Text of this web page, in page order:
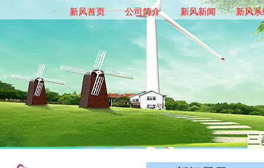
新风首页 公司简介 新风新闻 新风系
三
• 武汉国投力信成功签约中建三局蔡甸别
墅中央空调工程
• 武汉国投力信成功签约禅石餐饮
• 武汉中央空调资讯—二炮军事指挥学院
签约中央空调项目
• 武汉中央空调资讯—国投力信梅开二度
• 武汉国投力信签约天安假日中央空调供